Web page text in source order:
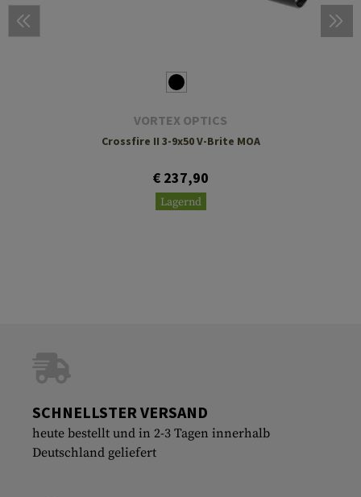
VORTEX OPTICS
Crossfire II 3-9x50 V-Brite MOA
€ 237,90
Lagernd
SCHNELLSTER VERSAND
heute bestellt und in 2-3 Tagen innerhalb
Deutschland geliefert